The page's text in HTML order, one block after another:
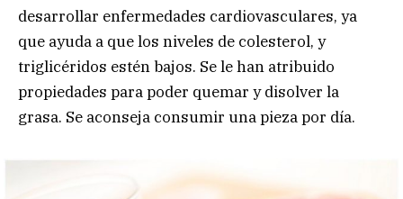
desarrollar enfermedades cardiovasculares, ya
que ayuda a que los niveles de colesterol, y
triglicéridos estén bajos. Se le han atribuido
propiedades para poder quemar y disolver la
grasa. Se aconseja consumir una pieza por día.